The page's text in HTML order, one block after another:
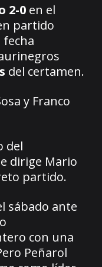
2-0 en el
partido
del certamen.
y Franco
del
dirige Mario
partido.
sábado ante
con una
Peñarol